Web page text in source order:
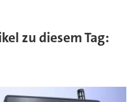
zu diesem Tag: